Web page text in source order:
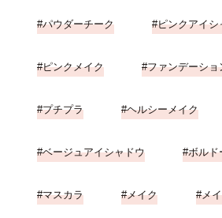
パウダーチーク ピンクアイシ
ピンクメイク ファンデーショ
プチプラ ヘルシーメイク
ベージュアイシャドウ ボルド
マスカラ メイク メ